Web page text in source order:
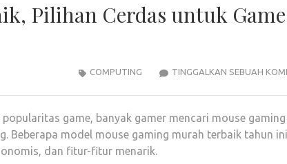
Pilihan Cerdas untuk
TINGGALKAN SEBUAH
COMPUTING
game, banyak gamer mencari mouse
Beberapa model mouse gaming murah terbaik tahun ini
dan fitur-fitur menarik.